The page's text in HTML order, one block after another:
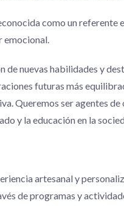
como un referente
emocional.
de nuevas habilidades y
futuras más
Queremos ser agentes de
y la educación en la
artesanal y
de programas y